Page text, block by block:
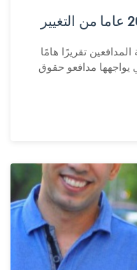
تقريرًا هامًا
مدافعو حقوق